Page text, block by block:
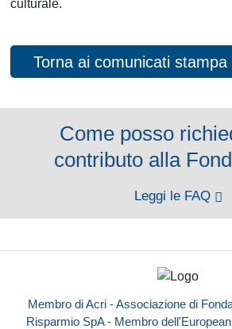
culturale.
Torna ai comunicati
Come posso
contributo alla
Leggi le FAQ
Membro di Acri - Associazione di
Risparmio SpA - Membro